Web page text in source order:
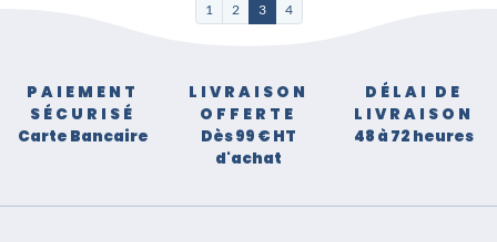
1 2 3 4
PAIEMENT
SÉCURISÉ
Carte Bancaire
LIVRAISON
OFFERTE
Dès 99 € HT
d'achat
DÉLAI DE
LIVRAISON
48 à 72 heures